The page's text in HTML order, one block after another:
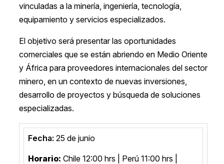
vinculadas a la minería, ingeniería, tecnología,
equipamiento y servicios especializados.
El objetivo será presentar las oportunidades
comerciales que se están abriendo en Medio Oriente
y África para proveedores internacionales del sector
minero, en un contexto de nuevas inversiones,
desarrollo de proyectos y búsqueda de soluciones
especializadas.
Fecha: 25 de junio
Horario: Chile 12:00 hrs | Perú 11:00 hrs |